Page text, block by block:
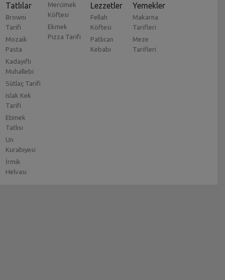
Tatlılar
Browni
Tarifi
Mozaik
Pasta
Kadayıflı
Muhallebi
Sütlaç Tarifi
Islak Kek
Tarifi
Etimek
Tatlısı
Un
Kurabiyesi
İrmik
Helvası
Mercimek
Köftesi
Ekmek
Pizza Tarifi
Lezzetler
Fellah
Köftesi
Patlıcan
Kebabı
Yemekler
Makarna
Tarifleri
Meze
Tarifleri